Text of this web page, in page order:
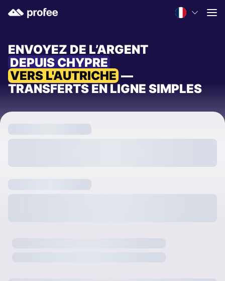
ENVOYEZ DE L’ARGENT
DEPUIS CHYPRE
VERS L'AUTRICHE —
TRANSFERTS EN LIGNE SIMPLES